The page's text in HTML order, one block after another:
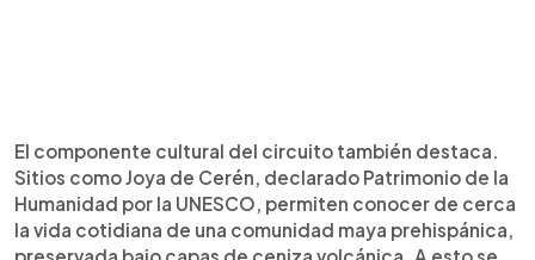
El componente cultural del circuito también destaca.
Sitios como Joya de Cerén, declarado Patrimonio de la
Humanidad por la UNESCO, permiten conocer de cerca
la vida cotidiana de una comunidad maya prehispánica,